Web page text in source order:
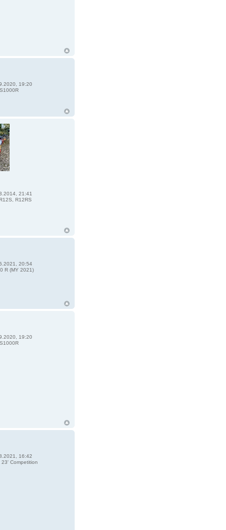
19:20
21:41
R12RS
20:54
R (MY 2021)
19:20
16:42
23' Competition